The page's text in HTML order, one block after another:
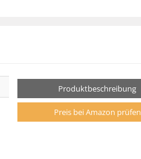
Produktbeschreibung
Preis bei Amazon prüfen